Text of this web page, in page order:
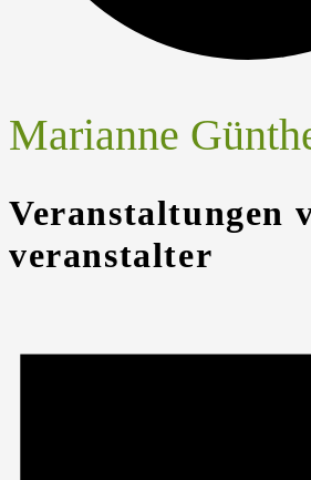
Marianne
Veranstaltungen
veranstalter